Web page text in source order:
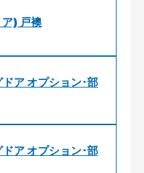
) 戸襖
ア オプション･部
ア オプション･部